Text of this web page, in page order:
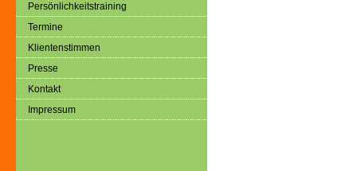
Persönlichkeitstraining
Termine
Klientenstimmen
Presse
Kontakt
Impressum